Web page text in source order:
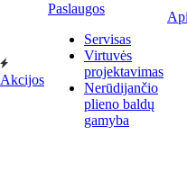
Akcijos
Paslaugos
Servisas
Virtuvės
projektavimas
Nerūdijančio
plieno baldų
gamyba